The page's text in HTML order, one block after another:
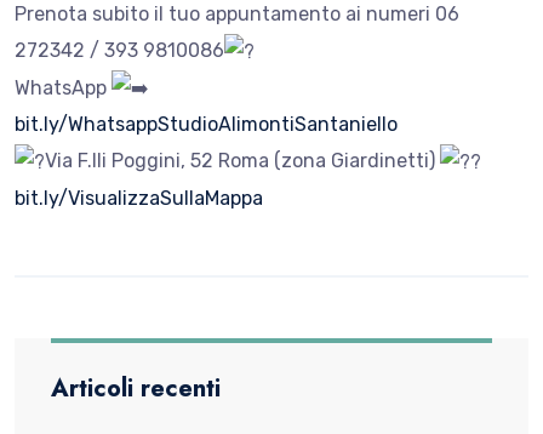
Prenota subito il tuo appuntamento ai numeri 06
272342 / 393 9810086
WhatsApp
bit.ly/WhatsappStudioAlimontiSantaniello
Via F.lli Poggini, 52 Roma (zona Giardinetti)
bit.ly/VisualizzaSullaMappa
Articoli recenti